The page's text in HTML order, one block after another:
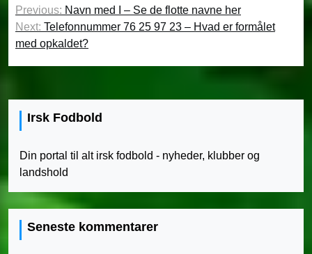
Previous: Navn med I – Se de flotte navne her
Next: Telefonnummer 76 25 97 23 – Hvad er formålet
med opkaldet?
Irsk Fodbold
Din portal til alt irsk fodbold - nyheder, klubber og
landshold
Seneste kommentarer